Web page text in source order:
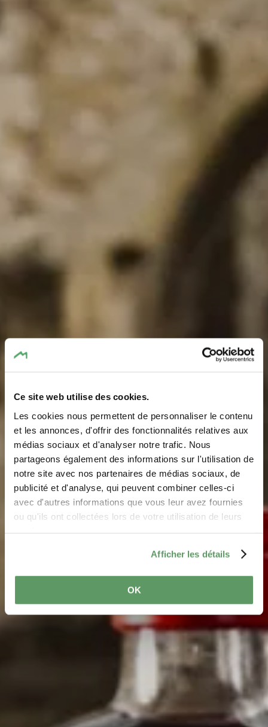
Ce site web utilise des cookies.
Les cookies nous permettent de personnaliser le contenu
et les annonces, d'offrir des fonctionnalités relatives aux
médias sociaux et d'analyser notre trafic. Nous
partageons également des informations sur l'utilisation de
notre site avec nos partenaires de médias sociaux, de
publicité et d'analyse, qui peuvent combiner celles-ci
avec d'autres informations que vous leur avez fournies
ou qu'ils ont collectées lors de votre utilisation de leurs
Afficher les détails
OK
Likeur van het kasteel
Beaufort
Waar? 26, Rue du Château, 6313 Beaufort